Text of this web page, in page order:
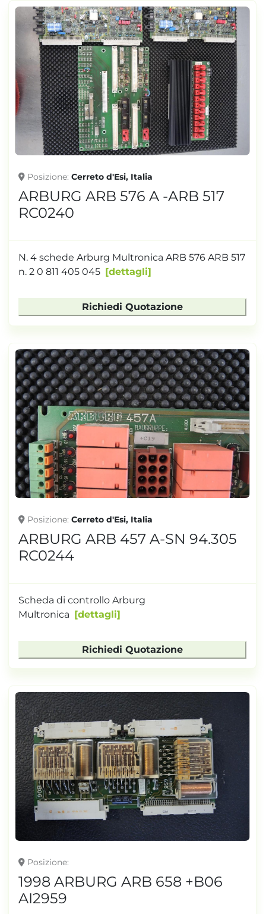
Posizione Cerreto d'Esi, Italia
ARBURG ARB 576 A -ARB 517
RC0240
N. 4 schede Arburg Multronica ARB 576 ARB 517
n. 2 0 811 405 045
dettagli
Richiedi Quotazione
Posizione Cerreto d'Esi, Italia
ARBURG ARB 457 A-SN 94.305
RC0244
Scheda di controllo Arburg
Multronica
dettagli
Richiedi Quotazione
Posizione
1998 ARBURG ARB 658 +B06
AI2959